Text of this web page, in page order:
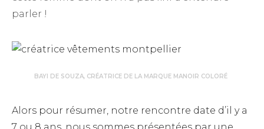
parler !
BAYI DE SOUZA, CRÉATRICE DE LA MARQUE MANOIR COLORÉ
Alors pour résumer, notre rencontre date d’il y a